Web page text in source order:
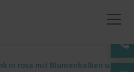
in rosa mit Blumenbalken und